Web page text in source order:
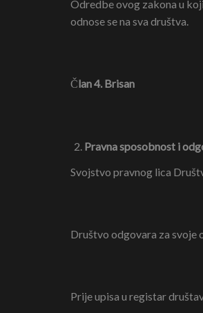
Odredbe ovog zakona u
odnose se na sva društva.
Član 4. Brisan
Pravna sposobnost i
Svojstvo pravnog lica
Društvo odgovara za svoje
Prije upisa u registar